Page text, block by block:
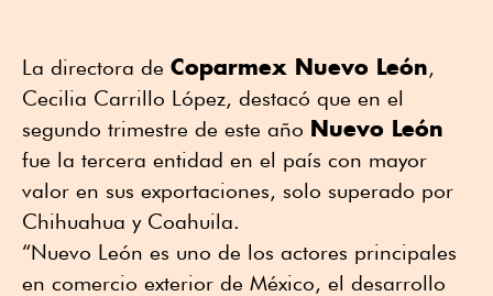
La directora de Coparmex Nuevo León,
Cecilia Carrillo López, destacó que en el
segundo trimestre de este año Nuevo León
fue la tercera entidad en el país con mayor
valor en sus exportaciones, solo superado por
Chihuahua y Coahuila.
“Nuevo León es uno de los actores principales
en comercio exterior de México, el desarrollo